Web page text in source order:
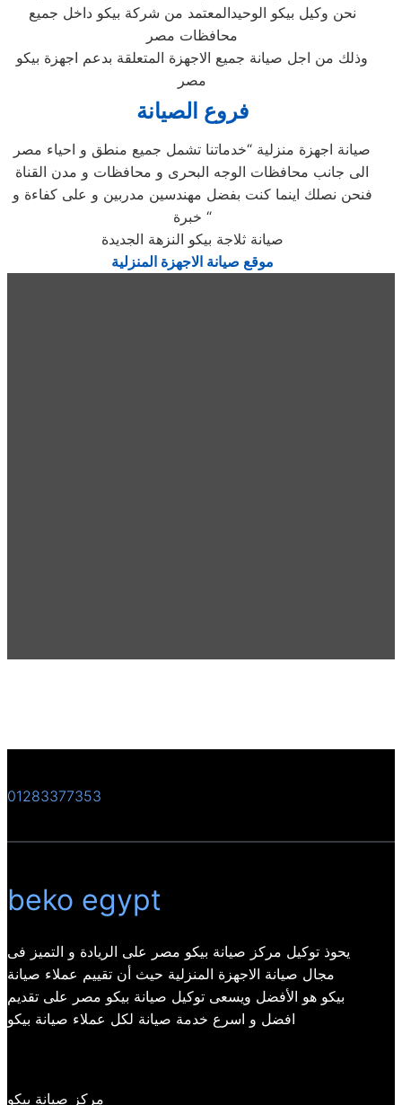
نحن وكيل بيكو الوحيدالمعتمد من شركة بيكو داخل جميع
محافظات مصر
وذلك من اجل صيانة جميع الاجهزة المتعلقة بدعم اجهزة بيكو
مصر
فروع الصيانة
صيانة اجهزة منزلية “خدماتنا تشمل جميع منطق و احياء مصر
الى جانب محافظات الوجه البحرى و محافظات و مدن القناة
فنحن نصلك اينما كنت بفضل مهندسين مدربين و على كفاءة و
خبرة “
صيانة ثلاجة بيكو النزهة الجديدة
موقع صيانة الاجهزة المنزلية
01283377353
beko egypt
يحوذ توكيل مركز صيانة بيكو مصر على الريادة و التميز فى
مجال صيانة الاجهزة المنزلية حيث أن تقييم عملاء صيانة
بيكو هو الأفضل ويسعى توكيل صيانة بيكو مصر على تقديم
افضل و اسرع خدمة صيانة لكل عملاء صيانة بيكو
مركز صيانة بيكو